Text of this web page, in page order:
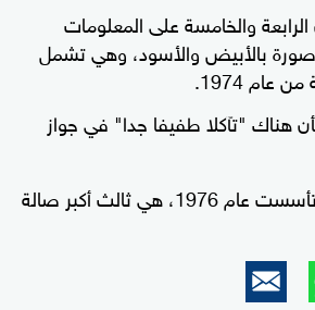
والخامسة على المعلومات
بالأبيض والأسود، وهي تشمل
1974.
هناك "تآكلا طفيفا جدا" في جواز
"، التي تأسست عام 1976، هي ثالث أكبر صالة